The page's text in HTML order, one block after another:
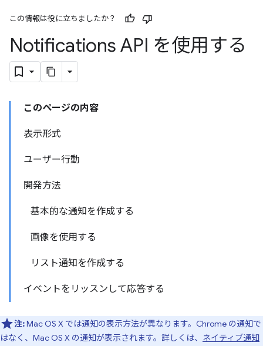
この情報は役に立ちましたか？
Notifications API を使用する
このページの内容
表示形式
ユーザー行動
開発方法
基本的な通知を作成する
画像を使用する
リスト通知を作成する
イベントをリッスンして応答する
注:Mac OS X では通知の表示方法が異なります。Chrome の通知で
はなく、Mac OS X の通知が表示されます。詳しくは、 ネイティブ通知